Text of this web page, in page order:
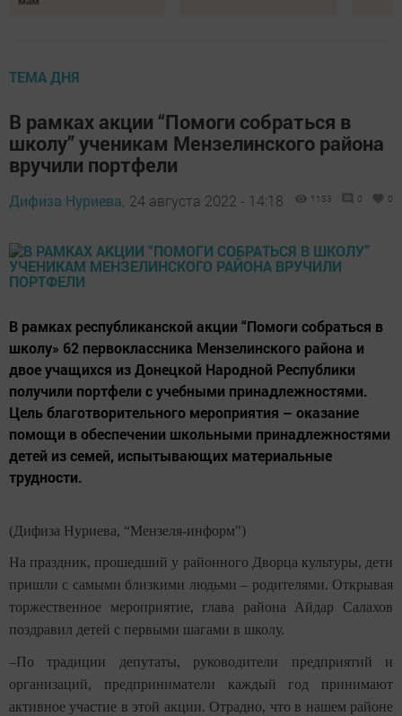
ТЕМА ДНЯ
В рамках акции “Помоги собраться в
школу” ученикам Мензелинского района
вручили портфели
Дифиза Нуриева, 24 августа 2022 - 14:18 1133 0 0
В рамках республиканской акции “Помоги собраться в
школу» 62 первоклассника Мензелинского района и
двое учащихся из Донецкой Народной Республики
получили портфели с учебными принадлежностями.
Цель благотворительного мероприятия – оказание
помощи в обеспечении школьными принадлежностями
детей из семей, испытывающих материальные
трудности.
(Дифиза Нуриева, “Мензеля-информ")
На праздник, прошедший у районного Дворца культуры, дети
пришли с самыми близкими людьми – родителями. Открывая
торжественное мероприятие, глава района Айдар Салахов
поздравил детей с первыми шагами в школу.
–По традиции депутаты, руководители предприятий и
организаций, предприниматели каждый год принимают
активное участие в этой акции. Отрадно, что в нашем районе